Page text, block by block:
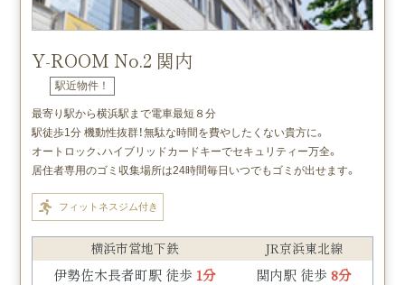
Y-ROOM No.2 関内
駅近物件！
最寄り駅から横浜駅まで電車最短８分
駅徒歩1分 機動性抜群！無駄な時間を費やしたくない貴方に。
オートロック、ハイブリッドカードキーでセキュリティー万全。
居住者専用のゴミ収集場所は24時間毎日いつでもゴミが出せます。
フィットネスジム付き
横浜市営地下鉄
伊勢佐木長者町駅 徒歩 1分
JR京浜東北線
関内駅 徒歩8分